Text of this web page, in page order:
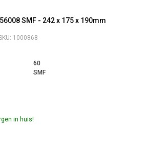
SMF - 242 x 175 x 190mm
1000868
60
SMF
in huis!